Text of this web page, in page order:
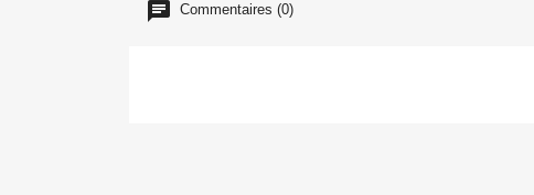
Commentaires (0)